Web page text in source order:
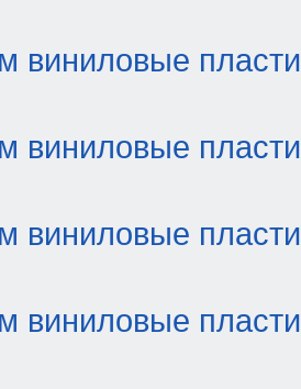
виниловые
виниловые
виниловые
виниловые